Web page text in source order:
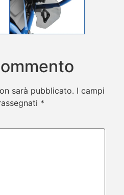
sarà pubblicato. I campi
*